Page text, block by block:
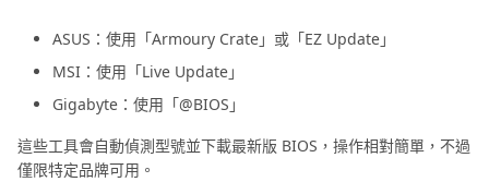
ASUS：使用「Armoury Crate」或「EZ Update」
MSI：使用「Live Update」
Gigabyte：使用「@BIOS」
這些工具會自動偵測型號並下載最新版 BIOS，操作相對簡單，不過
僅限特定品牌可用。